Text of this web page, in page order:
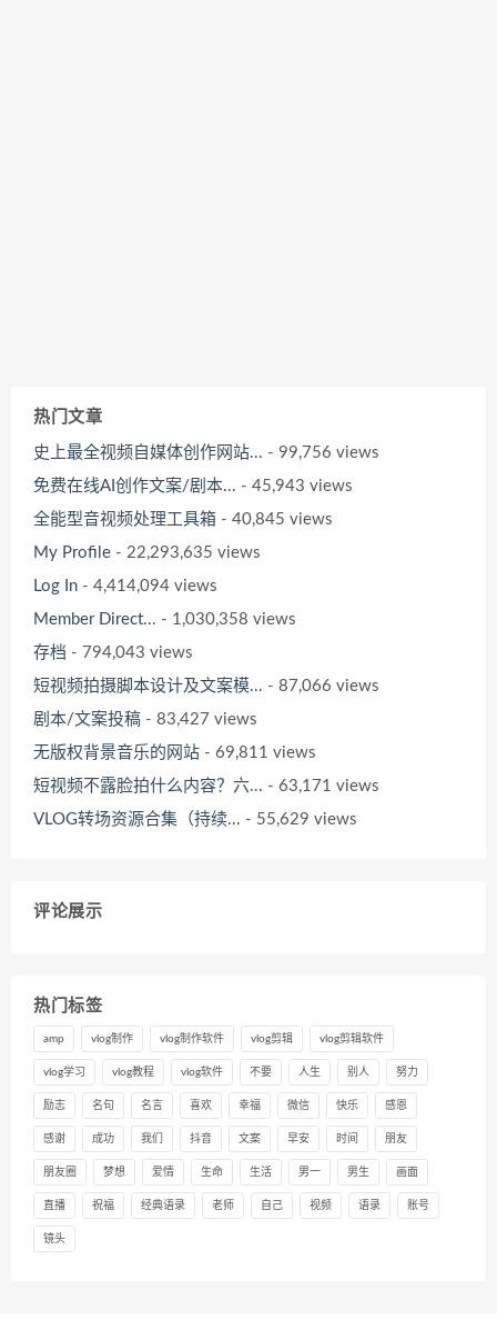
热门文章
史上最全视频自媒体创作网站... - 99,756 views
免费在线AI创作文案/剧本... - 45,943 views
全能型音视频处理工具箱 - 40,845 views
My Profile - 22,293,635 views
Log In - 4,414,094 views
Member Direct... - 1,030,358 views
存档 - 794,043 views
短视频拍摄脚本设计及文案模... - 87,066 views
剧本/文案投稿 - 83,427 views
无版权背景音乐的网站 - 69,811 views
短视频不露脸拍什么内容？六... - 63,171 views
VLOG转场资源合集（持续... - 55,629 views
评论展示
热门标签
amp vlog制作 vlog制作软件 vlog剪辑 vlog剪辑软件
vlog学习 vlog教程 vlog软件 不要 人生 别人 努力
励志 名句 名言 喜欢 幸福 微信 快乐 感恩
感谢 成功 我们 抖音 文案 早安 时间 朋友
朋友圈 梦想 爱情 生命 生活 男一 男生 画面
直播 祝福 经典语录 老师 自己 视频 语录 账号
镜头